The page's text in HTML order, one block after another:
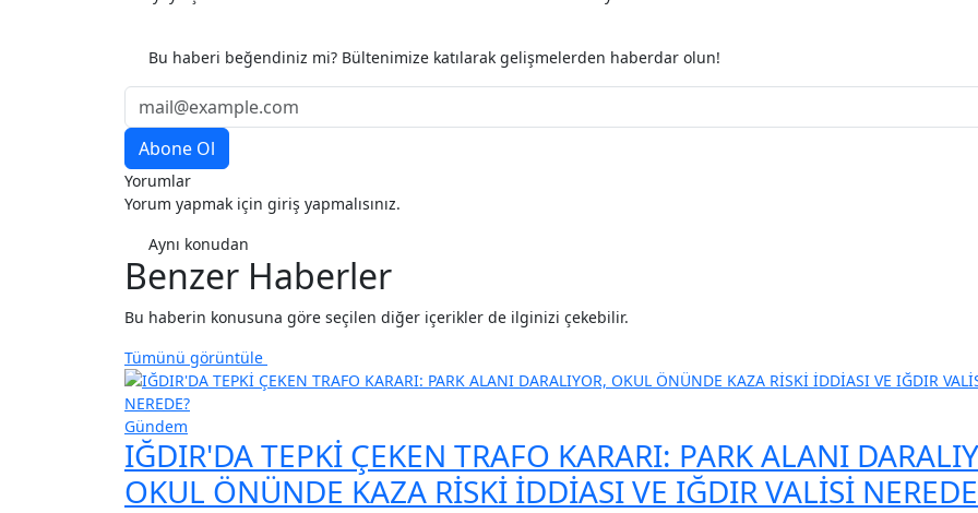
Bu haberi beğendiniz mi? Bültenimize katılarak gelişmelerden haberdar olun!
Yorumlar
Yorum yapmak için giriş yapmalısınız.
Aynı konudan
Benzer Haberler
Bu haberin konusuna göre seçilen diğer içerikler de ilginizi çekebilir.
Tümünü görüntüle
Gündem
IĞDIR'DA TEPKİ ÇEKEN TRAFO KARARI: PARK ALANI
OKUL ÖNÜNDE KAZA RİSKİ İDDİASI VE IĞDIR VALİSİ